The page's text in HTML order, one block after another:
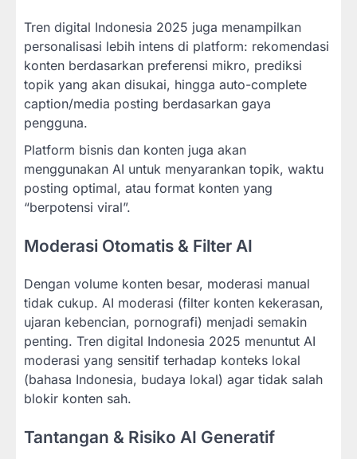
Tren digital Indonesia 2025 juga menampilkan
personalisasi lebih intens di platform: rekomendasi
konten berdasarkan preferensi mikro, prediksi
topik yang akan disukai, hingga auto-complete
caption/media posting berdasarkan gaya
pengguna.
Platform bisnis dan konten juga akan
menggunakan AI untuk menyarankan topik, waktu
posting optimal, atau format konten yang
“berpotensi viral”.
Moderasi Otomatis & Filter AI
Dengan volume konten besar, moderasi manual
tidak cukup. AI moderasi (filter konten kekerasan,
ujaran kebencian, pornografi) menjadi semakin
penting. Tren digital Indonesia 2025 menuntut AI
moderasi yang sensitif terhadap konteks lokal
(bahasa Indonesia, budaya lokal) agar tidak salah
blokir konten sah.
Tantangan & Risiko AI Generatif